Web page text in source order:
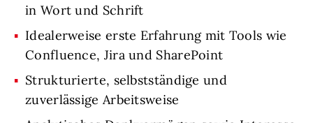
in Wort und Schrift
Idealerweise erste Erfahrung mit Tools wie
Confluence, Jira und SharePoint
Strukturierte, selbstständige und
zuverlässige Arbeitsweise